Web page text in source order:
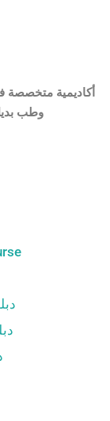
أكاديمية متخصصة
وطب